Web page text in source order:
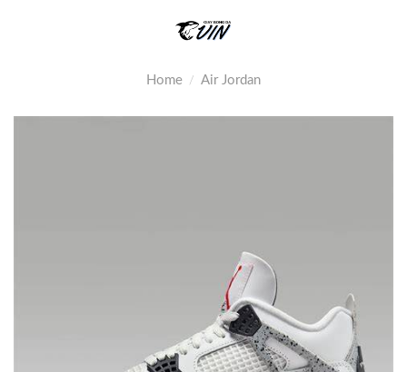
Home / Air Jordan